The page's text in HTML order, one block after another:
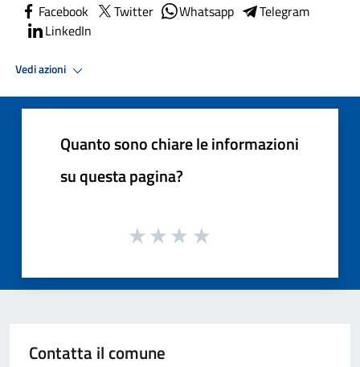
Facebook Twitter Whatsapp
Telegram
LinkedIn
Vedi azioni
Quanto sono chiare le informazioni
su questa pagina?
Contatta il comune